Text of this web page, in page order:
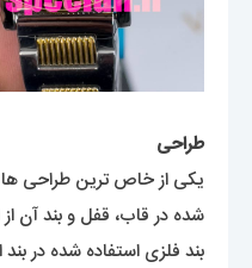
طراحی
یکی از خاص ترین طراحی
شده در قاب، قفل و بند آن
بند فلزی استفاده شده در